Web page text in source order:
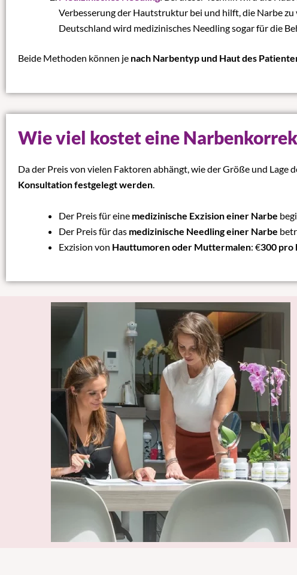
Verbesserung der Hautstruktur bei und hilft, die Narbe
Deutschland wird medizinisches Needling sogar für die
Beide Methoden können je nach Narbentyp und Haut des
Wie viel kostet eine
Da der Preis von vielen Faktoren abhängt, wie der Größe und Lage
Konsultation festgelegt werden.
Der Preis für eine medizinische Exzision einer Narbe
Der Preis für das medizinische Needling einer Narbe
Exzision von Hauttumoren oder Muttermalen: €300 pro